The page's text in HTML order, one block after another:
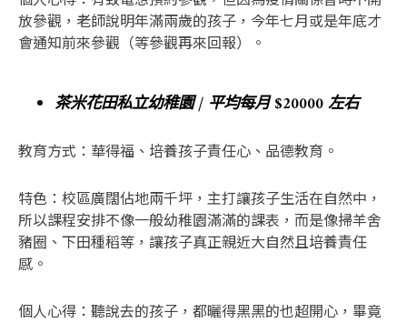
放參觀，老師說明年滿兩歲的孩子，今年七月或是年底才
會通知前來參觀（等參觀再來回報）。
茶米花田私立幼稚園 / 平均每月 $20000 左右
教育方式：華得福、培養孩子責任心、品德教育。
特色：校區廣闊佔地兩千坪，主打讓孩子生活在自然中，
所以課程安排不像一般幼稚園滿滿的課表，而是像掃羊舍
豬圈、下田種稻等，讓孩子真正親近大自然且培養責任
感。
個人心得：聽說去的孩子，都曬得黑黑的也超開心，畢竟